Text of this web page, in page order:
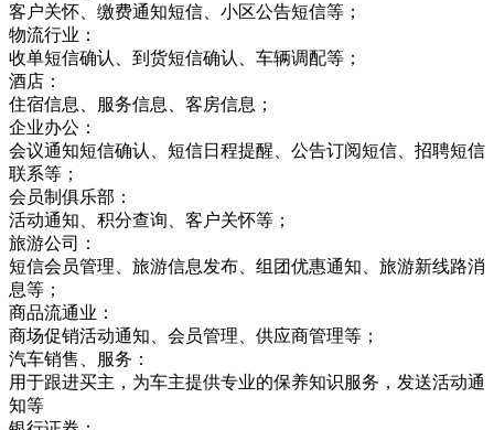
客户关怀、缴费通知短信、小区公告短信等；
物流行业：
收单短信确认、到货短信确认、车辆调配等；
酒店：
住宿信息、服务信息、客房信息；
企业办公：
会议通知短信确认、短信日程提醒、公告订阅短信、招聘短信
联系等；
会员制俱乐部：
活动通知、积分查询、客户关怀等；
旅游公司：
短信会员管理、旅游信息发布、组团优惠通知、旅游新线路消
息等；
商品流通业：
商场促销活动通知、会员管理、供应商管理等；
汽车销售、服务：
用于跟进买主，为车主提供专业的保养知识服务，发送活动通
知等